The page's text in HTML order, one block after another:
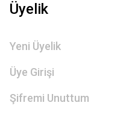
Üyelik
Yeni Üyelik
Üye Girişi
Şifremi Unuttum